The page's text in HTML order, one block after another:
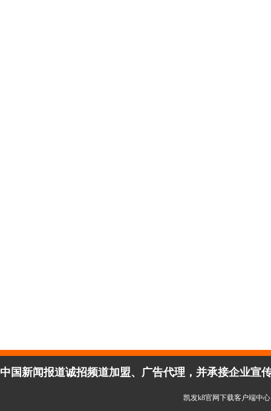
中国新闻报道诚招频道加盟、广告代理，并承接企业宣
凯发k8官网下载客户端中